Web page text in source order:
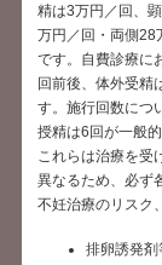
精は3万円／回、
万円／回・両側28
です。自費診療に
回前後、体外受精
す。施行回数につ
授精は6回が一般
これらは治療を受
異なるため、必ず
不妊治療のリスク
排卵誘発剤